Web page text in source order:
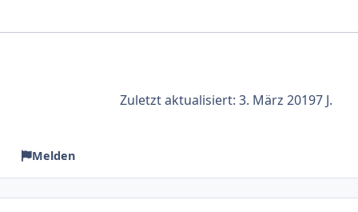
Zuletzt aktualisiert: 3. März 20197 J.
Melden